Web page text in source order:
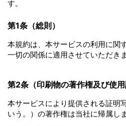
す。
第1条（総則）
本規約は、本サービスの利用に関
一切の関係に適用させていただきま
第2条（印刷物の著作権及び使用
本サービスにより提供される証明
いう。）の著作権は当社に帰属しま